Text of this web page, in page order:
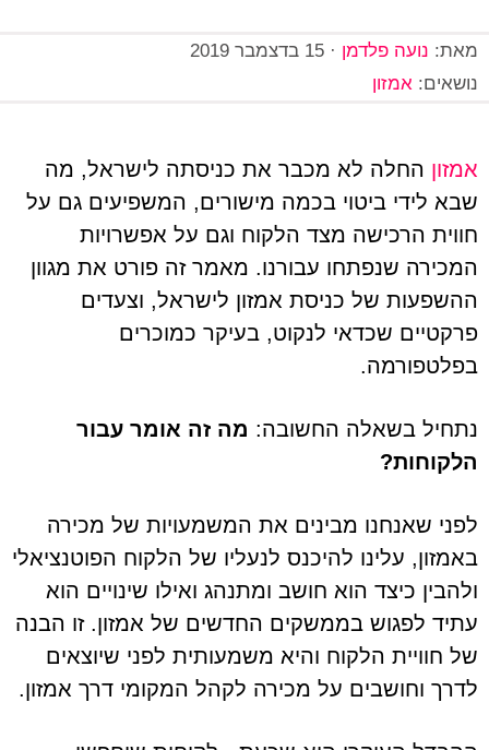
מאת: נועה פלדמן· 15 בדצמבר 2019
נושאים: אמזון
אמזוןהחלה לא מכבר את כניסתה לישראל, מה
שבא לידי ביטוי בכמה מישורים, המשפיעים גם על
חווית הרכישה מצד הלקוח וגם על אפשרויות
המכירה שנפתחו עבורנו. מאמר זה פורט את מגוון
ההשפעות של כניסת אמזון לישראל, וצעדים
פרקטיים שכדאי לנקוט, בעיקר כמוכרים
בפלטפורמה.
נתחיל בשאלה החשובה: מה זה אומר עבור
הלקוחות?
לפני שאנחנו מבינים את המשמעויות של מכירה
באמזון, עלינו להיכנס לנעליו של הלקוח הפוטנציאלי
ולהבין כיצד הוא חושב ומתנהג ואילו שינויים הוא
עתיד לפגוש בממשקים החדשים של אמזון. זו הבנה
של חוויית הלקוח והיא משמעותית לפני שיוצאים
לדרך וחושבים על מכירה לקהל המקומי דרך אמזון.